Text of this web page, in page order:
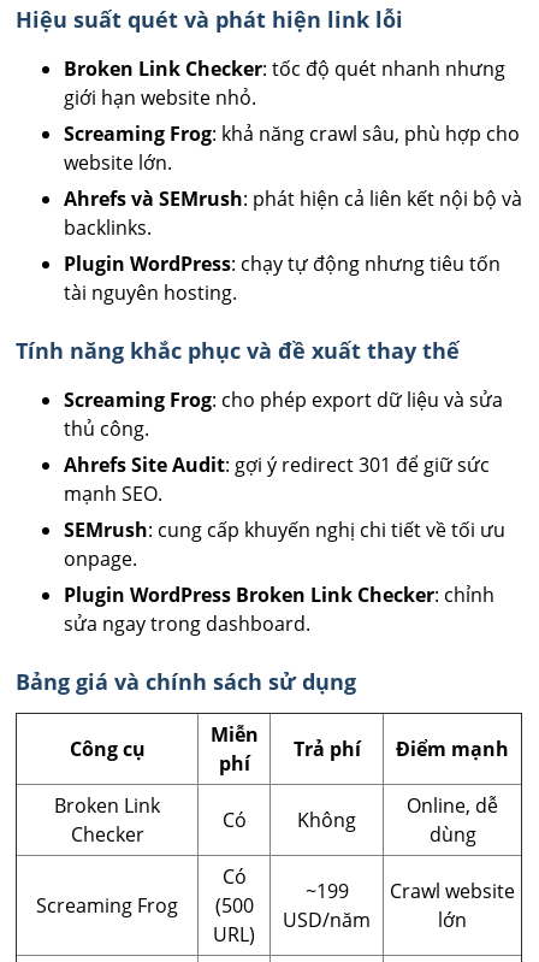
Hiệu suất quét và phát hiện link lỗi
Broken Link Checker: tốc độ quét nhanh nhưng
giới hạn website nhỏ.
Screaming Frog: khả năng crawl sâu, phù hợp cho
website lớn.
Ahrefs và SEMrush: phát hiện cả liên kết nội bộ và
backlinks.
Plugin WordPress: chạy tự động nhưng tiêu tốn
tài nguyên hosting.
Tính năng khắc phục và đề xuất thay thế
Screaming Frog: cho phép export dữ liệu và sửa
thủ công.
Ahrefs Site Audit: gợi ý redirect 301 để giữ sức
mạnh SEO.
SEMrush: cung cấp khuyến nghị chi tiết về tối ưu
onpage.
Plugin WordPress Broken Link Checker: chỉnh
sửa ngay trong dashboard.
Bảng giá và chính sách sử dụng
Công cụ
Miễn
phí
Trả phí Điểm mạnh
Broken Link
Checker
Có Không
Online, dễ
dùng
Screaming Frog
Có
(500
URL)
~199
USD/năm
Crawl website
lớn